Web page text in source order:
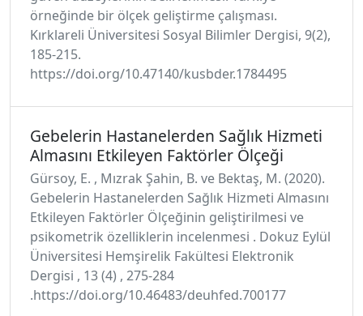
örneğinde bir ölçek geliştirme çalışması.
Kırklareli Üniversitesi Sosyal Bilimler Dergisi, 9(2),
185-215.
https://doi.org/10.47140/kusbder.1784495
Gebelerin Hastanelerden Sağlık Hizmeti
Almasını Etkileyen Faktörler Ölçeği
Gürsoy, E. , Mızrak Şahin, B. ve Bektaş, M. (2020).
Gebelerin Hastanelerden Sağlık Hizmeti Almasını
Etkileyen Faktörler Ölçeğinin geliştirilmesi ve
psikometrik özelliklerin incelenmesi . Dokuz Eylül
Üniversitesi Hemşirelik Fakültesi Elektronik
Dergisi , 13 (4) , 275-284
.https://doi.org/10.46483/deuhfed.700177